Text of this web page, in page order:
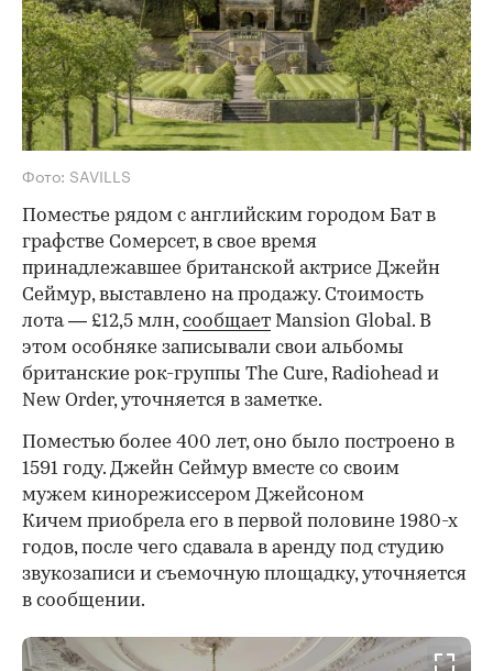
Фото: SAVILLS
Поместье рядом с английским городом Бат в
графстве Сомерсет, в свое время
принадлежавшее британской актрисе Джейн
Сеймур, выставлено на продажу. Стоимость
лота — £12,5 млн,сообщает Mansion Global. В
этом особняке записывали свои альбомы
британские рок-группы The Cure, Radiohead и
New Order, уточняется в заметке.
Поместью более 400 лет, оно было построено в
1591 году. Джейн Сеймур вместе со своим
мужем кинорежиссером Джейсоном
Кичем приобрела его в первой половине 1980-х
годов, после чего сдавала в аренду под студию
звукозаписи и съемочную площадку, уточняется
в сообщении.